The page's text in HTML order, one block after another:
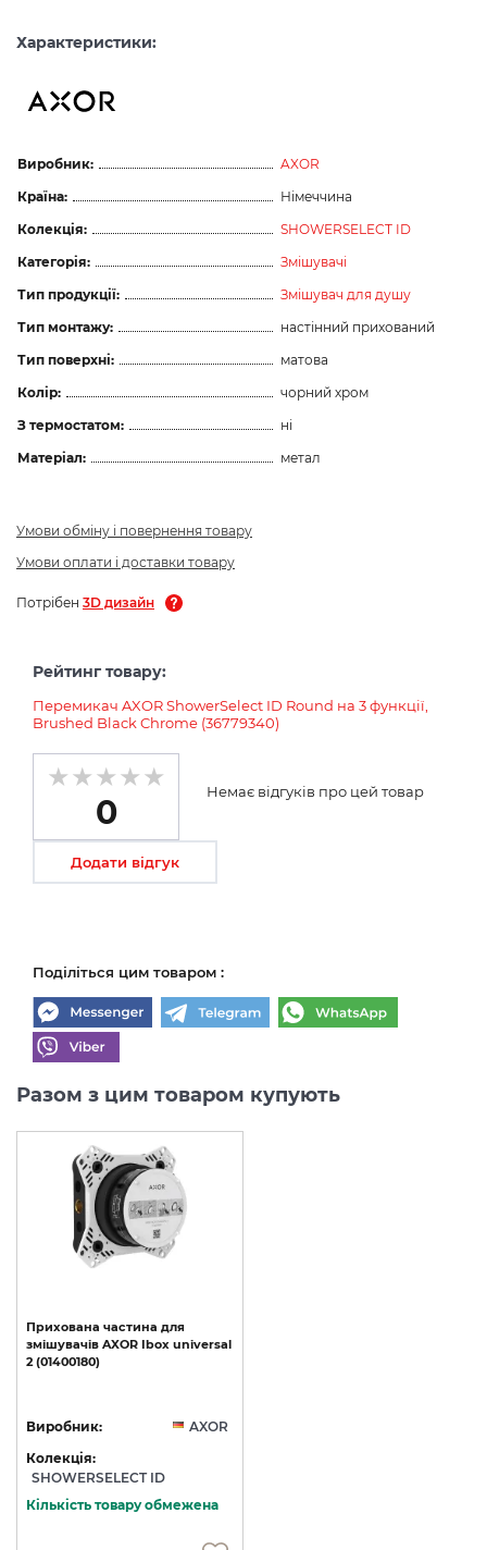
Характеристики:
Виробник:
AXOR
Країна:
Німеччина
Колекція:
SHOWERSELECT ID
Категорія:
Змішувачі
Тип продукції:
Змішувач для душу
Тип монтажу:
настінний прихований
Тип поверхні:
матова
Колір:
чорний хром
З термостатом:
ні
Матеріал:
метал
Умови обміну і повернення товару
Умови оплати і доставки товару
Потрібен 3D дизайн
Рейтинг товару:
Перемикач AXOR ShowerSelect ID Round на 3 функції,
Brushed Black Chrome (36779340)
0
Немає відгуків про цей товар
Додати відгук
Поділіться цим товаром :
Разом з цим товаром купують
Прихована частина для
змішувачів AXOR Ibox universal
2 (01400180)
Виробник:
AXOR
Колекція:
SHOWERSELECT ID
Кількість товару обмежена